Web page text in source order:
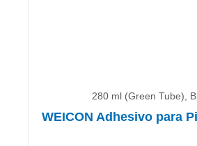
280 ml (Green Tube),
WEICON Adhesivo para